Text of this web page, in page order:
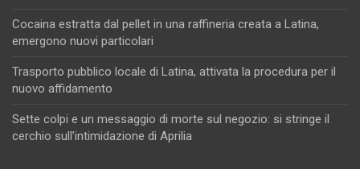
Cocaina estratta dal pellet in una raffineria creata a Latina,
emergono nuovi particolari
Trasporto pubblico locale di Latina, attivata la procedura per il
nuovo affidamento
Sette colpi e un messaggio di morte sul negozio: si stringe il
cerchio sull’intimidazione di Aprilia